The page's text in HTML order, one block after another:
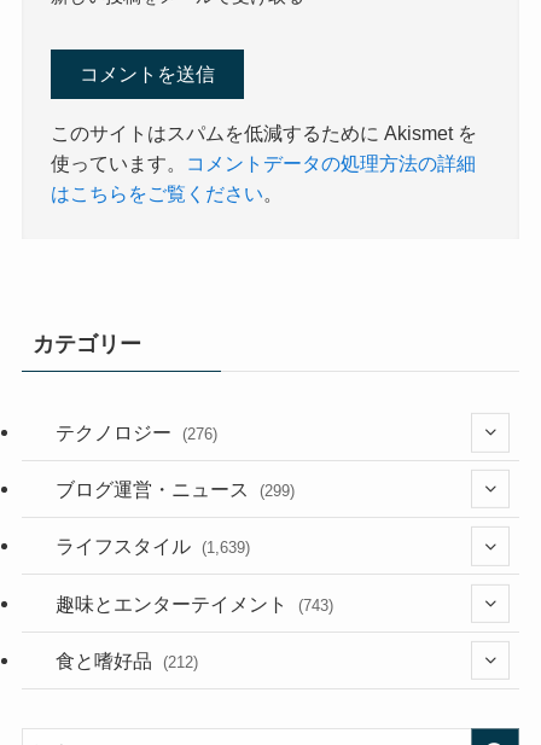
このサイトはスパムを低減するために Akismet を
使っています。
コメントデータの処理方法の詳細
はこちらをご覧ください。
カテゴリー
テクノロジー (276)
(36)
(187)
ブログ運営・ニュース (299)
(118)
(181)
ライフスタイル (1,639)
(394)
(282)
趣味とエンターテイメント (743)
(56)
食と嗜好品 (212)